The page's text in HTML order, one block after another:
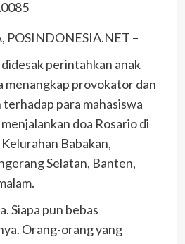
POSINDONESIA.NET –
perintahkan anak
menangkap provokator dan
para mahasiswa
doa Rosario di
Babakan,
Selatan, Banten,
Siapa pun bebas
Orang-orang yang